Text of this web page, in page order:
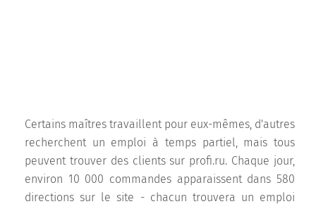
Certains maîtres travaillent pour eux-mêmes, d'autres
recherchent un emploi à temps partiel, mais tous
peuvent trouver des clients sur profi.ru. Chaque jour,
environ 10 000 commandes apparaissent dans 580
directions sur le site - chacun trouvera un emploi